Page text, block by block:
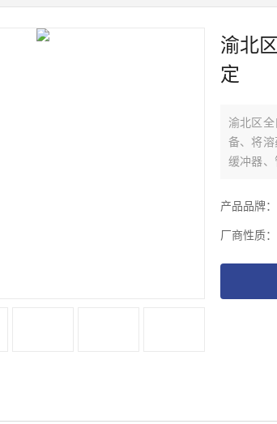
渝北
定
渝北区
备、将溶
缓冲器
系统、加
产品品牌：
厂商性质：